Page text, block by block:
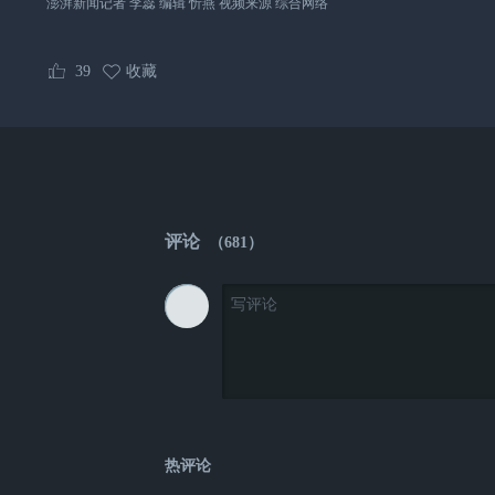
澎湃新闻记者 李蕊 编辑 忻燕 视频来源 综合网络
39 收藏
评论 （681 ）
热评论